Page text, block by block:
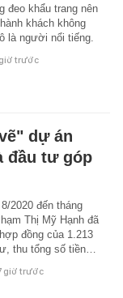
đeo khẩu trang nên
khách không
là người nổi tiếng.
trước
dự án
đầu tư góp
2020 đến tháng
Thị Mỹ Hạnh đã
đồng của 1.213
thu tổng số tiền…
giờ trước